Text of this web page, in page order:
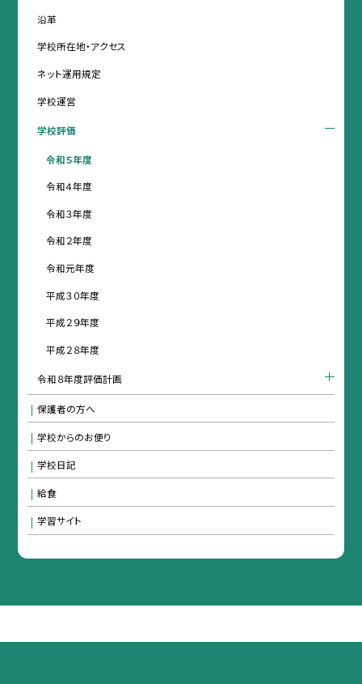
沿革
学校所在地・アクセス
ネット運用規定
学校運営
学校評価
令和５年度
令和４年度
令和３年度
令和２年度
令和元年度
平成３０年度
平成２９年度
平成２８年度
令和８年度評価計画
保護者の方へ
学校からのお便り
学校日記
給食
学習サイト